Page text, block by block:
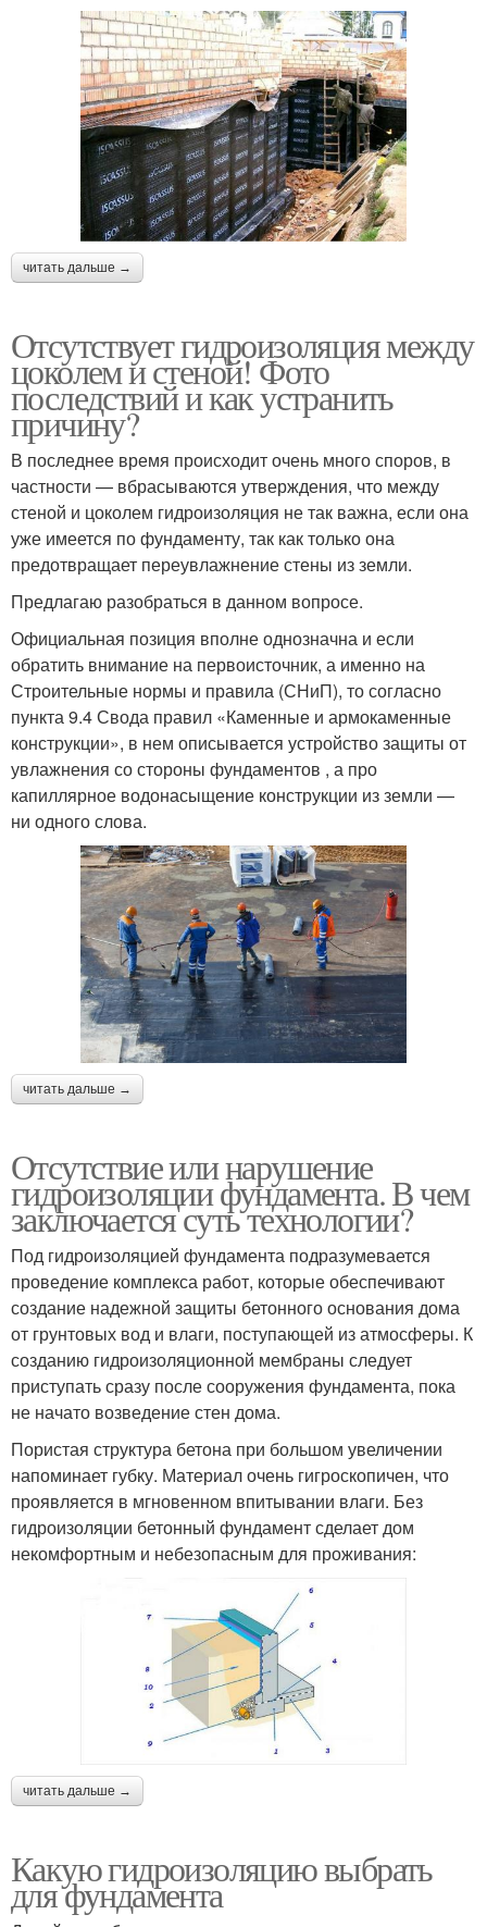
читать дальше →
Отсутствует гидроизоляция между
цоколем и стеной! Фото
последствий и как устранить
причину?
В последнее время происходит очень много споров, в
частности — вбрасываются утверждения, что между
стеной и цоколем гидроизоляция не так важна, если она
уже имеется по фундаменту, так как только она
предотвращает переувлажнение стены из земли.
Предлагаю разобраться в данном вопросе.
Официальная позиция вполне однозначна и если
обратить внимание на первоисточник, а именно на
Строительные нормы и правила (СНиП), то согласно
пункта 9.4 Свода правил «Каменные и армокаменные
конструкции», в нем описывается устройство защиты от
увлажнения со стороны фундаментов , а про
капиллярное водонасыщение конструкции из земли —
ни одного слова.
читать дальше →
Отсутствие или нарушение
гидроизоляции фундамента. В чем
заключается суть технологии?
Под гидроизоляцией фундамента подразумевается
проведение комплекса работ, которые обеспечивают
создание надежной защиты бетонного основания дома
от грунтовых вод и влаги, поступающей из атмосферы. К
созданию гидроизоляционной мембраны следует
приступать сразу после сооружения фундамента, пока
не начато возведение стен дома.
Пористая структура бетона при большом увеличении
напоминает губку. Материал очень гигроскопичен, что
проявляется в мгновенном впитывании влаги. Без
гидроизоляции бетонный фундамент сделает дом
некомфортным и небезопасным для проживания:
читать дальше →
Какую гидроизоляцию выбрать
для фундамента